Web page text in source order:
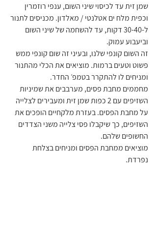
שמן זית עד לכיסוי שיני השום, ענפי רוזמרין
וכפית מלח ים אטלנטי / מאלדון. מכניסים לתנור
ל-30-40 דקות, עד להשחמה של שיני השום
וביעבוע עמוק.
זה השום קונפי שלנו, ובעיני זה שום קונפי ממש
פשוט וטעים ברמות. מוציאים את הכלי מהתנור
ומניחים לו להתקרר בטמפ׳ החדר.
מחממים מחבת פסים, מערבבים את שמיניות
השזיפים עם 2 כפות שמן זית ומעבירים לצלייה
על מחבת הפסים. בעזרת מלקחיים הופכים את
השזיפים, כך שיקבלו פסי צלייה משני הצדדים
החשופים שלהם.
מוציאים ממחבת הפסים ומניחים בצלחת
נפרדת.